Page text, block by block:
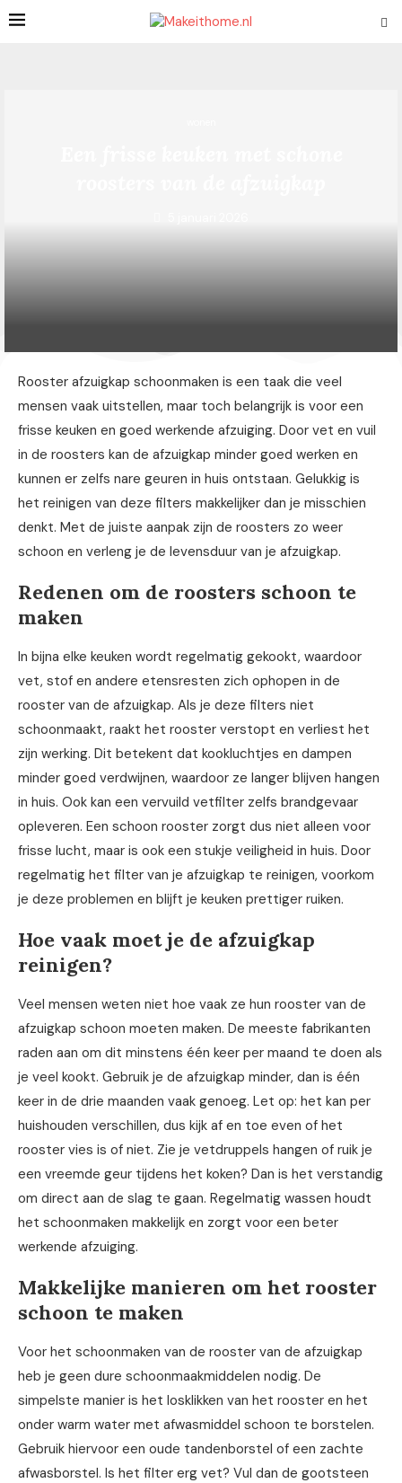
Rooster afzuigkap schoonmaken is een taak die veel
mensen vaak uitstellen, maar toch belangrijk is voor een
frisse keuken en goed werkende afzuiging. Door vet en vuil
in de roosters kan de afzuigkap minder goed werken en
kunnen er zelfs nare geuren in huis ontstaan. Gelukkig is
het reinigen van deze filters makkelijker dan je misschien
denkt. Met de juiste aanpak zijn de roosters zo weer
schoon en verleng je de levensduur van je afzuigkap.
Redenen om de roosters schoon te
maken
In bijna elke keuken wordt regelmatig gekookt, waardoor
vet, stof en andere etensresten zich ophopen in de
rooster van de afzuigkap. Als je deze filters niet
schoonmaakt, raakt het rooster verstopt en verliest het
zijn werking. Dit betekent dat kookluchtjes en dampen
minder goed verdwijnen, waardoor ze langer blijven hangen
in huis. Ook kan een vervuild vetfilter zelfs brandgevaar
opleveren. Een schoon rooster zorgt dus niet alleen voor
frisse lucht, maar is ook een stukje veiligheid in huis. Door
regelmatig het filter van je afzuigkap te reinigen, voorkom
je deze problemen en blijft je keuken prettiger ruiken.
Hoe vaak moet je de afzuigkap
reinigen?
Veel mensen weten niet hoe vaak ze hun rooster van de
afzuigkap schoon moeten maken. De meeste fabrikanten
raden aan om dit minstens één keer per maand te doen als
je veel kookt. Gebruik je de afzuigkap minder, dan is één
keer in de drie maanden vaak genoeg. Let op: het kan per
huishouden verschillen, dus kijk af en toe even of het
rooster vies is of niet. Zie je vetdruppels hangen of ruik je
een vreemde geur tijdens het koken? Dan is het verstandig
om direct aan de slag te gaan. Regelmatig wassen houdt
het schoonmaken makkelijk en zorgt voor een beter
werkende afzuiging.
Makkelijke manieren om het rooster
schoon te maken
Voor het schoonmaken van de rooster van de afzuigkap
heb je geen dure schoonmaakmiddelen nodig. De
simpelste manier is het losklikken van het rooster en het
onder warm water met afwasmiddel schoon te borstelen.
Gebruik hiervoor een oude tandenborstel of een zachte
afwasborstel. Is het filter erg vet? Vul dan de gootsteen